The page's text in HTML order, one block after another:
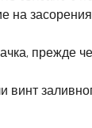
прежде
винт